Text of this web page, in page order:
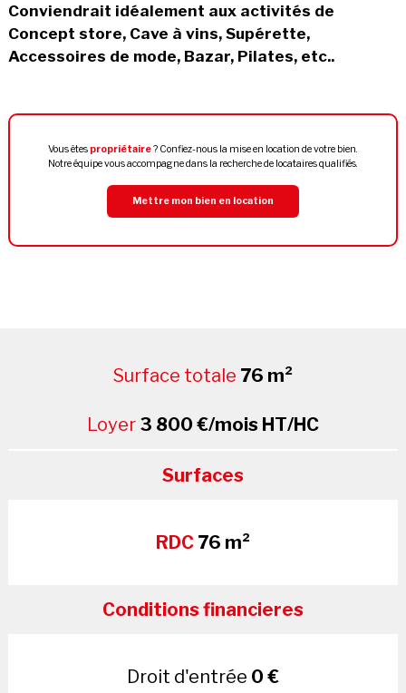
Conviendrait idéalement aux activités de
Concept store, Cave à vins, Supérette,
Accessoires de mode, Bazar, Pilates, etc..
Vous êtes propriétaire? Confiez-nous la mise en location de votre bien.
Notre équipe vous accompagne dans la recherche de locataires qualifiés.
Mettre mon bien en location
Surface totale 76 m²
Loyer 3 800 €/mois HT/HC
Surfaces
RDC 76 m²
Conditions financieres
Droit d'entrée 0 €